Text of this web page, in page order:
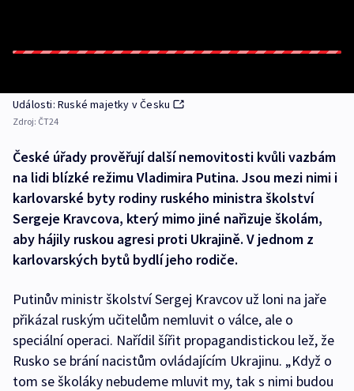
Události: Ruské majetky v Česku
Zdroj: ČT24
České úřady prověřují další nemovitosti kvůli vazbám
na lidi blízké režimu Vladimira Putina. Jsou mezi nimi i
karlovarské byty rodiny ruského ministra školství
Sergeje Kravcova, který mimo jiné nařizuje školám,
aby hájily ruskou agresi proti Ukrajině. V jednom z
karlovarských bytů bydlí jeho rodiče.
Putinův ministr školství Sergej Kravcov už loni na jaře
přikázal ruským učitelům nemluvit o válce, ale o
speciální operaci. Nařídil šířit propagandistickou lež, že
Rusko se brání nacistům ovládajícím Ukrajinu. „Když o
tom se školáky nebudeme mluvit my, tak s nimi budou